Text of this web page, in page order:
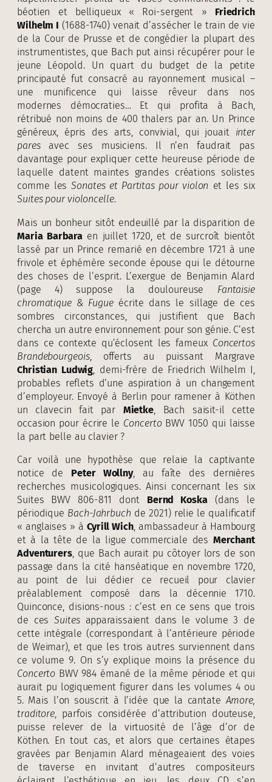
béotien et belliqueux « Roi-sergent » Friedrich
Wilhelm I (1688-1740) venait d’assécher le train de vie
de la Cour de Prusse et de congédier la plupart des
instrumentistes, que Bach put ainsi récupérer pour le
jeune Léopold. Un quart du budget de la petite
principauté fut consacré au rayonnement musical –
une munificence qui laisse rêveur dans nos
modernes démocraties… Et qui profita à Bach,
rétribué non moins de 400 thalers par an. Un Prince
généreux, épris des arts, convivial, qui jouait inter
paresavec ses musiciens. Il n’en faudrait pas
davantage pour expliquer cette heureuse période de
laquelle datent maintes grandes créations solistes
comme lesSonates et Partitas pour violon et les six
Suites pour violoncelle.
Mais un bonheur sitôt endeuillé par la disparition de
Maria Barbara en juillet 1720, et de surcroît bientôt
lassé par un Prince remarié en décembre 1721 à une
frivole et éphémère seconde épouse qui le détourne
des choses de l’esprit. L’exergue de Benjamin Alard
(page 4) suppose la douloureuse Fantaisie
chromatique & Fugueécrite dans le sillage de ces
sombres circonstances, qui justifient que Bach
chercha un autre environnement pour son génie. C’est
dans ce contexte qu’éclosent les fameux Concertos
Brandebourgeois, offerts au puissant Margrave
Christian Ludwig , demi-frère de Friedrich Wilhelm I,
probables reflets d’une aspiration à un changement
d’employeur. Envoyé à Berlin pour ramener à Köthen
un clavecin fait par Mietke , Bach saisit-il cette
occasion pour écrire le ConcertoBWV 1050 qui laisse
la part belle au clavier ?
Car voilà une hypothèse que relaie la captivante
notice de Peter Wollny, au faîte des dernières
recherches musicologiques. Ainsi concernant les six
Suites BWV 806-811 dont Bernd Koska(dans le
périodique Bach-Jahrbuch de 2021) relie le qualificatif
« anglaises » à Cyrill Wich, ambassadeur à Hambourg
et à la tête de la ligue commerciale des Merchant
Adventurers, que Bach aurait pu côtoyer lors de son
passage dans la cité hanséatique en novembre 1720,
au point de lui dédier ce recueil pour clavier
préalablement composé dans la décennie 1710.
Quinconce, disions-nous : c’est en ce sens que trois
de cesSuitesapparaissaient dans le volume 3 de
cette intégrale (correspondant à l’antérieure période
de Weimar), et que les trois autres surviennent dans
ce volume 9. On s’y explique moins la présence du
Concerto BWV 984 émané de la même période et qui
aurait pu logiquement figurer dans les volumes 4 ou
5. Mais l’on souscrit à l’idée que la cantateAmore,
traditore, parfois considérée d’attribution douteuse,
puisse relever de la virtuosité de l’âge d’or de
Köthen. En tout cas, et alors que certaines étapes
gravées par Benjamin Alard ménageaient des voies
de traverse en invitant d’autres compositeurs